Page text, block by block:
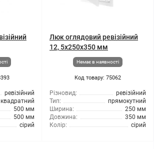
ревізійний
квадратний
500 мм
500 мм
сірий
Люк оглядовий ревізійний
12, 5x250x350 мм
Немає в наявності
Код товару: 75062
Різновид:
ревізійний
Тип:
прямокутний
Ширина:
250 мм
Довжина:
350 мм
Колір:
сірий